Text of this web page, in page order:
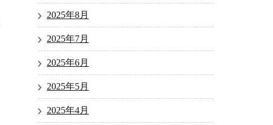
2025年8月
2025年7月
2025年6月
2025年5月
2025年4月